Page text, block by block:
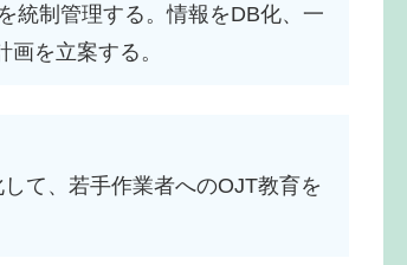
統制管理する。情報をDB化、一
を立案する。
て、若手作業者へのOJT教育を